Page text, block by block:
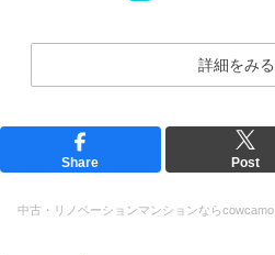
詳細をみる
Share Post
中古・リノベーションマンションならcowcamo